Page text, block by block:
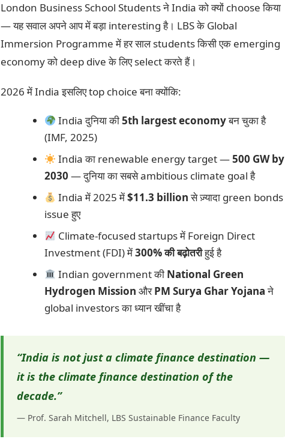
London Business School Students ने India को क्यों choose किया
— यह सवाल अपने आप में बड़ा interesting है। LBS के Global
Immersion Programme में हर साल students किसी एक emerging
economy को deep dive के लिए select करते हैं।
2026 में India इसलिए top choice बना क्योंकि:
India दुनिया की5th largest economyबन चुका है
(IMF, 2025)
India का renewable energy target —500 GW by
2030 — दुनिया का सबसे ambitious climate goal है
India में 2025 में$11.3 billionसे ज़्यादा green bonds
issue हुए
Climate-focused startups में Foreign Direct
Investment (FDI) में300% की बढ़ोतरीहुई है
Indian government की National Green
Hydrogen Mission औरPM Surya Ghar Yojanaने
global investors का ध्यान खींचा है
“India is not just a climate finance destination —
it is the climate finance destination of the
decade.”
— Prof. Sarah Mitchell, LBS Sustainable Finance Faculty